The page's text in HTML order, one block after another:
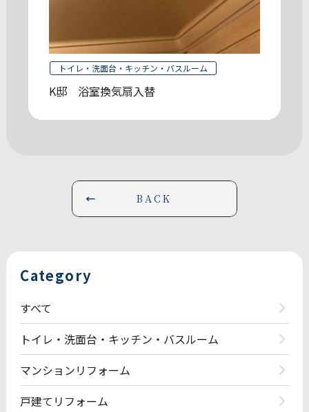
トイレ・洗面台・キッチン・バスルーム
K邸 浴室換気扇入替
BACK
Category
すべて
トイレ・洗面台・キッチン・バスルーム
マンションリフォーム
戸建てリフォーム